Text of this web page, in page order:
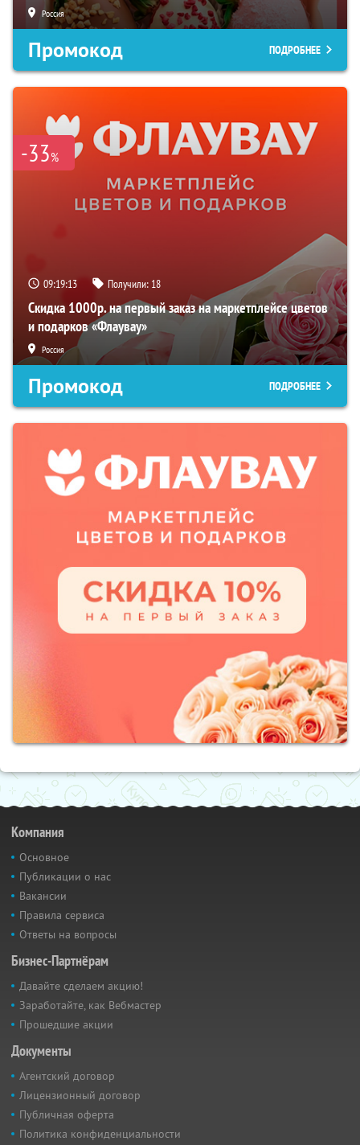
Россия
Промокод ПОДРОБНЕЕ
-33%
09:19:12 Получили: 18
Скидка 1000р. на первый заказ на маркетплейсе цветов
и подарков «Флаувау»
Россия
Промокод ПОДРОБНЕЕ
Компания
Основное
Публикации о нас
Вакансии
Правила сервиса
Ответы на вопросы
Бизнес-Партнёрам
Давайте сделаем акцию!
Заработайте, как Вебмастер
Прошедшие акции
Документы
Агентский договор
Лицензионный договор
Публичная оферта
Политика конфиденциальности